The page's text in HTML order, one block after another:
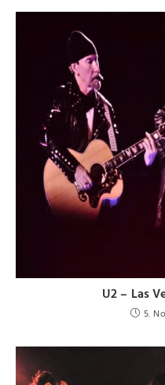
U2 – Las
5.